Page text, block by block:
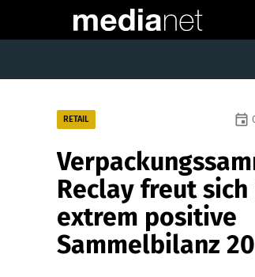
RETAIL event
Reclay freut
extrem positive
Sammelbilanz